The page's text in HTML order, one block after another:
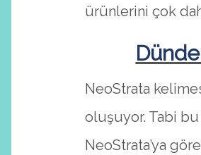
ürünlerini çok
NeoStrata
oluşuyor. Tabi
NeoStrata’ya